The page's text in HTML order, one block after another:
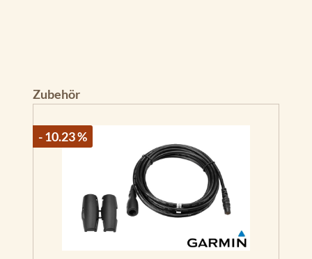
Produktgalerie überspringen
Zubehör
- 10.23 %